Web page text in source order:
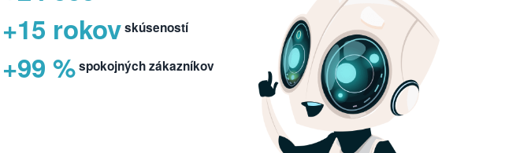
+15 rokovskúseností
+99 %spokojných zákazníkov